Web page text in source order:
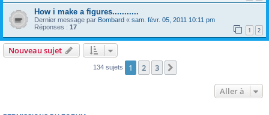
How i make a figures...........
Dernier message par Bombard « sam. févr. 05, 2011 10:11 pm
Réponses : 17 1 2
Nouveau sujet
134 sujets 1 2 3
Aller à